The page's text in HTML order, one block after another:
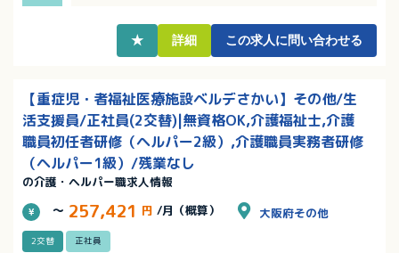
気等、突発的な休暇等も相談ができます！
★ 詳細 この求人に問い合わせる
【重症児・者福祉医療施設ベルデさかい】その他/生
活支援員/正社員(2交替)|無資格OK,介護福祉士,介護
職員初任者研修（ヘルパー2級）,介護職員実務者研修
（ヘルパー1級）/残業なし
の介護・ヘルパー職求人情報
～ 257,421 円 /月（概算） 大阪府その他
2交替 正社員